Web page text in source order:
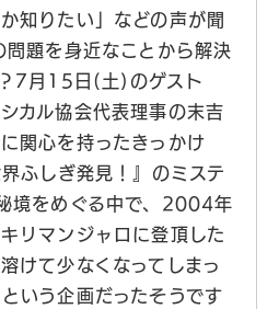
知りたい」などの声が聞
問題を身近なことから解決
7月15日(土)のゲスト
カル協会代表理事の末吉
関心を持ったきっかけ
ふしぎ発見！』のミステ
境をめぐる中で、2004年
リマンジャロに登頂した
けて少なくなってしまっ
いう企画だったそうです